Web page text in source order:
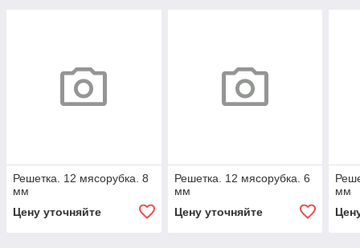
Решетка. 12 мясорубка. 8
мм
Цену уточняйте
Решетка. 12 мясорубка. 6
мм
Цену уточняйте
мм